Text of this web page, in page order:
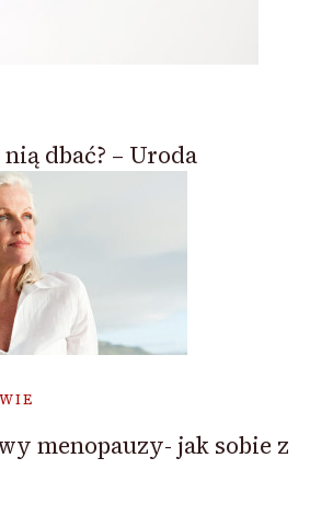
dbać? – Uroda
menopauzy- jak sobie z